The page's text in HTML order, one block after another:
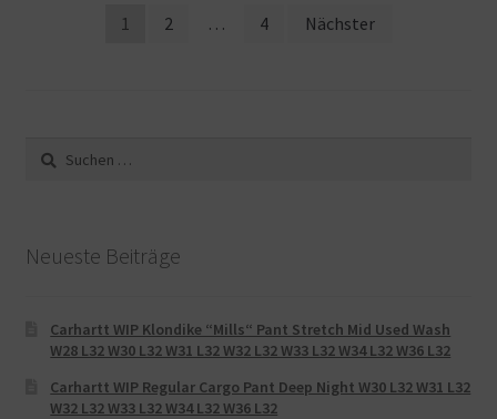
Beitragsnavigation
1 2 … 4 Nächster
Suche
nach:
Neueste Beiträge
Carhartt WIP Klondike “Mills“ Pant Stretch Mid Used Wash
W28 L32 W30 L32 W31 L32 W32 L32 W33 L32 W34 L32 W36 L32
Carhartt WIP Regular Cargo Pant Deep Night W30 L32 W31 L32
W32 L32 W33 L32 W34 L32 W36 L32